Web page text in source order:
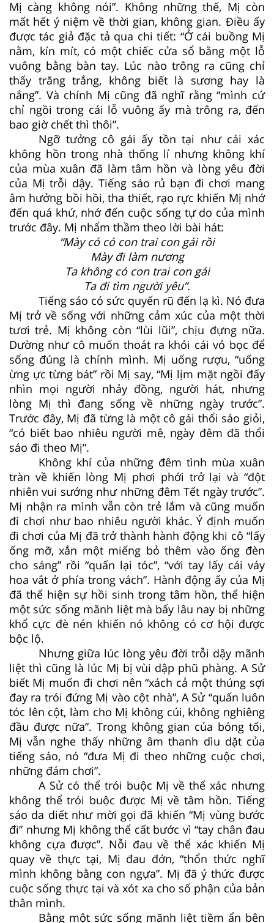
Mị càng không nói”. Không những thế, Mị còn
mất hết ý niệm về thời gian, không gian. Điều ấy
được tác giả đặc tả qua chi tiết: “Ở cái buồng Mị
nằm, kín mít, có một chiếc cửa sổ bằng một lỗ
vuông bằng bàn tay. Lúc nào trông ra cũng chỉ
thấy trăng trắng, không biết là sương hay là
nắng”. Và chính Mị cũng đã nghĩ rằng “mình cứ
chỉ ngồi trong cái lỗ vuông ấy mà trông ra, đến
bao giờ chết thì thôi”.
Ngỡ tưởng cô gái ấy tồn tại như cái xác
không hồn trong nhà thống lí nhưng không khí
của mùa xuân đã làm tâm hồn và lòng yêu đời
của Mị trỗi dậy. Tiếng sáo rủ bạn đi chơi mang
âm hưởng bồi hồi, tha thiết, rạo rực khiến Mị nhớ
đến quá khứ, nhớ đến cuộc sống tự do của mình
trước đây. Mị nhẩm thầm theo lời bài hát:
“Mày có có con trai con gái rồi
Mày đi làm nương
Ta không có con trai con gái
Ta đi tìm người yêu”.
Tiếng sáo có sức quyến rũ đến lạ kì. Nó đưa
Mị trở về sống với những cảm xúc của một thời
tươi trẻ. Mị không còn “lùi lũi”, chịu đựng nữa.
Dường như cô muốn thoát ra khỏi cái vỏ bọc để
sống đúng là chính mình. Mị uống rượu, “uống
ừng ực từng bát” rồi Mị say, “Mị lịm mặt ngồi đấy
nhìn mọi người nhảy đồng, người hát, nhưng
lòng Mị thì đang sống về những ngày trước”.
Trước đây, Mị đã từng là một cô gái thổi sáo giỏi,
“có biết bao nhiêu người mê, ngày đêm đã thổi
sáo đi theo Mị”.
Không khí của những đêm tình mùa xuân
tràn về khiến lòng Mị phơi phới trở lại và “đột
nhiên vui sướng như những đêm Tết ngày trước”.
Mị nhận ra mình vẫn còn trẻ lắm và cũng muốn
đi chơi như bao nhiêu người khác. Ý định muốn
đi chơi của Mị đã trở thành hành động khi cô “lấy
ống mỡ, xắn một miếng bỏ thêm vào ống đèn
cho sáng” rồi “quấn lại tóc”, “với tay lấy cái váy
hoa vắt ở phía trong vách”. Hành động ấy của Mị
đã thể hiện sự hồi sinh trong tâm hồn, thể hiện
một sức sống mãnh liệt mà bấy lâu nay bị những
khổ cực đè nén khiến nó không có cơ hội được
bộc lộ.
Nhưng giữa lúc lòng yêu đời trỗi dậy mãnh
liệt thì cũng là lúc Mị bị vùi dập phũ phàng. A Sử
biết Mị muốn đi chơi nên “xách cả một thúng sợi
đay ra trói đứng Mị vào cột nhà”, A Sử “quấn luôn
tóc lên cột, làm cho Mị không cúi, không nghiêng
đầu được nữa”. Trong không gian của bóng tối,
Mị vẫn nghe thấy những âm thanh dìu dặt của
tiếng sáo, nó “đưa Mị đi theo những cuộc chơi,
những đám chơi”.
A Sử có thể trói buộc Mị về thể xác nhưng
không thể trói buộc được Mị về tâm hồn. Tiếng
sáo da diết như mời gọi đã khiến “Mị vùng bước
đi” nhưng Mị không thể cất bước vì “tay chân đau
không cựa được”. Nỗi đau về thể xác khiến Mị
quay về thực tại, Mị đau đớn, “thổn thức nghĩ
mình không bằng con ngựa”. Mị đã ý thức được
cuộc sống thực tại và xót xa cho số phận của bản
thân mình.
Bằng một sức sống mãnh liệt tiềm ẩn bên